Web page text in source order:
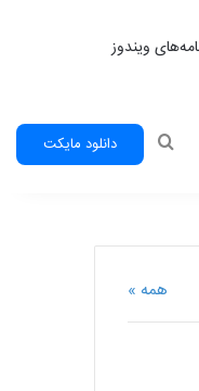
ویندوز
دانلود مایکت
همه »